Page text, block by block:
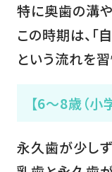
特に奥歯の溝
この時期は、「
という流れを
【6～8歳（小
永久歯が少し